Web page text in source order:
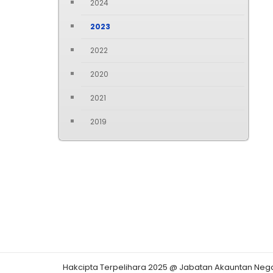
2024
2023
2022
2020
2021
2019
Hakcipta Terpelihara 2025 @ Jabatan Akauntan